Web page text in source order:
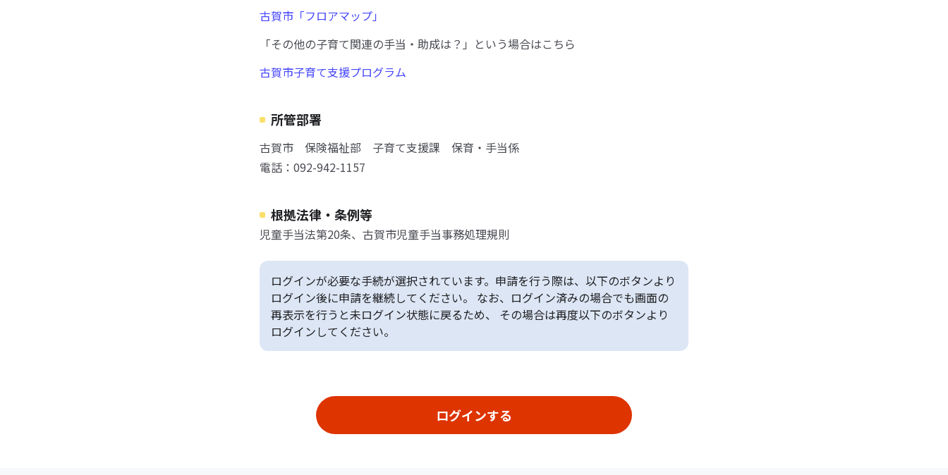
古賀市「フロアマップ」
「その他の子育て関連の手当・助成は？」という場合はこちら
古賀市子育て支援プログラム
所管部署
古賀市 保険福祉部 子育て支援課 保育・手当係
電話：092-942-1157
根拠法律・条例等
児童手当法第20条、古賀市児童手当事務処理規則
ログインが必要な手続が選択されています。申請を行う際は、以下のボタンより
ログイン後に申請を継続してください。 なお、ログイン済みの場合でも画面の
再表示を行うと未ログイン状態に戻るため、 その場合は再度以下のボタンより
ログインしてください。